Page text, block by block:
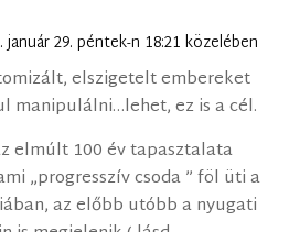
január 29. péntek-n 18:21 közelében
elszigetelt embereket
manipulálni…lehet, ez is a cél.
elmúlt 100 év tapasztalata
„progresszív csoda ” föl üti a
az előbb utóbb a nyugati